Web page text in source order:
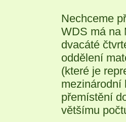
Nechceme
WDS má na
dvacáté
oddělení
(které je
mezinárodní
přemístění
většímu